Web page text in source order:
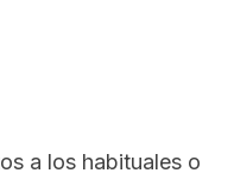
a los habituales o